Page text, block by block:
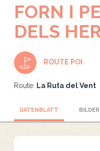
FORN I
DELS
ROUTE POI
Route: La Ruta del Vent
DATENBLATT BILDER